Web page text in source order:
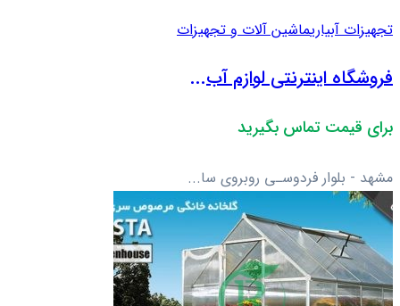
تجهیزات آبیاریماشین آلات و تجهیزات
فروشگاه اینترنتی لوازم آب...
برای قیمت تماس بگیرید
مشهد - بلوار فردوسـی روبروی سا...